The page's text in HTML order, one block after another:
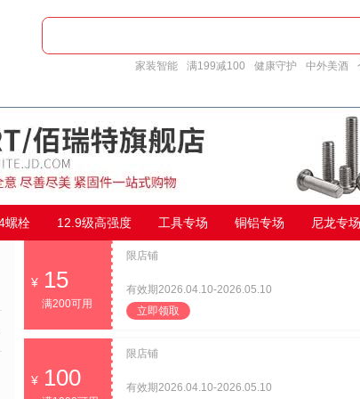
家装智能 满199减100 健康守护 中外美酒
螺栓 12.9级高强度 工具专场 铜铝专场 尼龙专场
15
满200可用
限店铺
有效期2026.04.10-2026.05.10
立即领取
100
限店铺
有效期2026.04.10-2026.05.10